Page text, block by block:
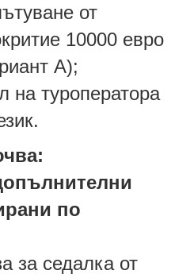
от
10000 евро
А);
на туроператора
по
за седалка от